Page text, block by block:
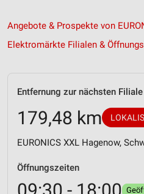
Angebote & Prospekte von
Elektromärkte Filialen &
Entfernung zur nächsten Filiale
179,48 km
EURONICS XXL Hagenow,
Öffnungszeiten